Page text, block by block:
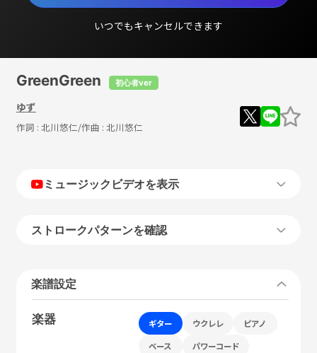
いつでもキャンセルできます
GreenGreen 初心者ver
ゆず
作詞 : 北川悠仁/作曲 : 北川悠仁
ミュージックビデオを表示
ストロークパターンを確認
楽譜設定
楽器 ギター ウクレレ ピアノ
ベース パワーコード